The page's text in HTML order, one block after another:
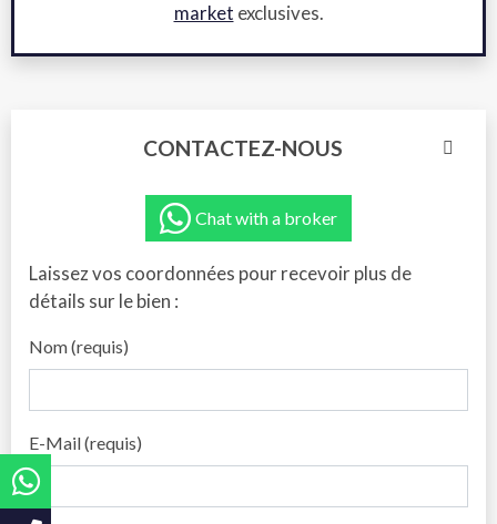
market exclusives.
CONTACTEZ-NOUS
Chat with a broker
Laissez vos coordonnées pour recevoir plus de
détails sur le bien :
Nom (requis)
E-Mail (requis)